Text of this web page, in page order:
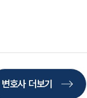
안전·중대재해그룹 업무
전체
변호사 더보기